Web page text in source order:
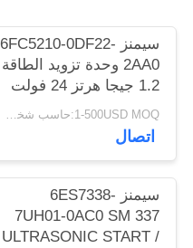
سيمنز 6FC5210-0DF22-
2AA0 وحدة تزويد الطاقة
1.2 جيجا هرتز 24 فولت
تيار مستمر جديد
1-500USD MOQ:حاسب شخصي 1
اتصال
سيمنز 6ES7338-
7UH01-0AC0 SM 337
ULTRASONIC START /